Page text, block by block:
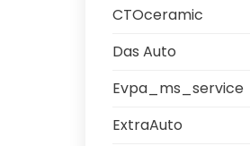
CTOceramic
Das Auto
Evpa_ms_service
ExtraAuto